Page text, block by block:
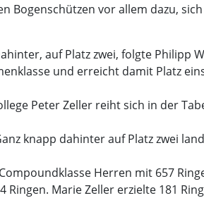
Bogenschützen vor allem dazu,
auf Platz zwei, folgte Philipp
und erreicht damit Platz
Peter Zeller reiht sich in der
knapp dahinter auf Platz zwei
Herren mit 657
Marie Zeller erzielte 181